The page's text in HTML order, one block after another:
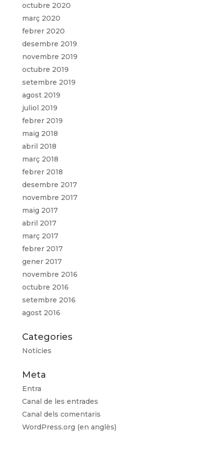
octubre 2020
març 2020
febrer 2020
desembre 2019
novembre 2019
octubre 2019
setembre 2019
agost 2019
juliol 2019
febrer 2019
maig 2018
abril 2018
març 2018
febrer 2018
desembre 2017
novembre 2017
maig 2017
abril 2017
març 2017
febrer 2017
gener 2017
novembre 2016
octubre 2016
setembre 2016
agost 2016
Categories
Notícies
Meta
Entra
Canal de les entrades
Canal dels comentaris
WordPress.org (en anglès)